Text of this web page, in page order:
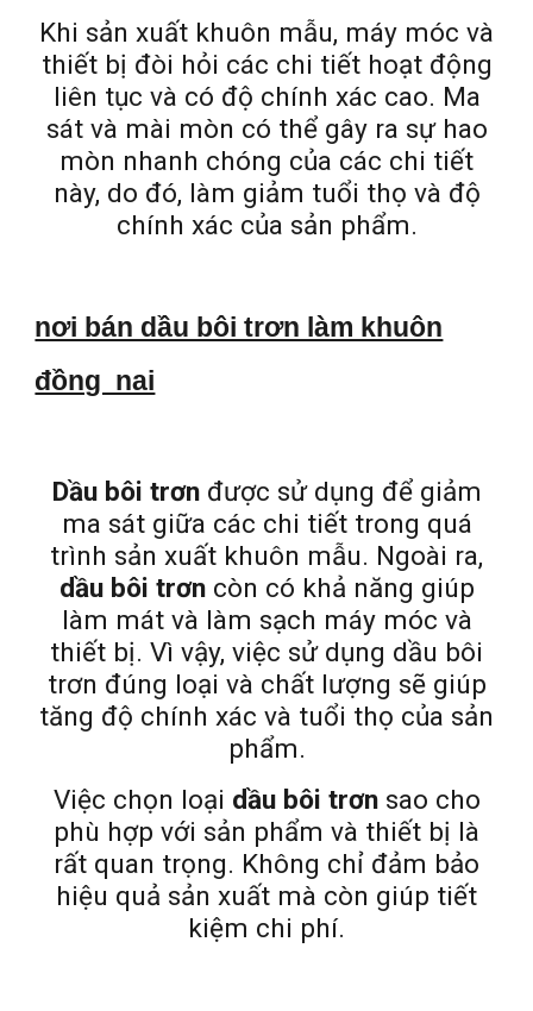
Khi sản xuất khuôn mẫu, máy móc và
thiết bị đòi hỏi các chi tiết hoạt động
liên tục và có độ chính xác cao. Ma
sát và mài mòn có thể gây ra sự hao
mòn nhanh chóng của các chi tiết
này, do đó, làm giảm tuổi thọ và độ
chính xác của sản phẩm.
nơi bán dầu bôi trơn làm khuôn
đồng nai
Dầu bôi trơnđược sử dụng để giảm
ma sát giữa các chi tiết trong quá
trình sản xuất khuôn mẫu. Ngoài ra,
dầu bôi trơncòn có khả năng giúp
làm mát và làm sạch máy móc và
thiết bị. Vì vậy, việc sử dụng dầu bôi
trơn đúng loại và chất lượng sẽ giúp
tăng độ chính xác và tuổi thọ của sản
phẩm.
Việc chọn loại dầu bôi trơnsao cho
phù hợp với sản phẩm và thiết bị là
rất quan trọng. Không chỉ đảm bảo
hiệu quả sản xuất mà còn giúp tiết
kiệm chi phí.